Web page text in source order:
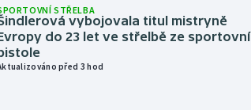
STŘELBA
vybojovala titul mistryně
do 23 let ve střelbě ze sportovní
před 3 hod